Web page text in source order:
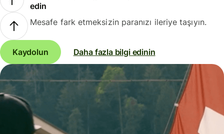
edin
Mesafe fark etmeksizin paranızı ileriye taşıyın.
Kaydolun Daha fazla bilgi edinin